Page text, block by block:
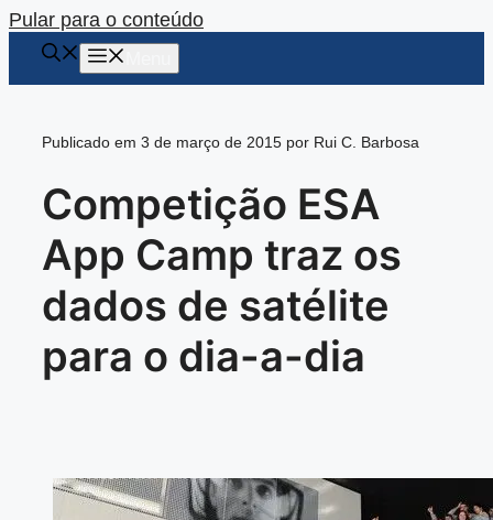
Pular para o conteúdo
Publicado em 3 de março de 2015 por Rui C. Barbosa
Competição ESA
App Camp traz os
dados de satélite
para o dia-a-dia